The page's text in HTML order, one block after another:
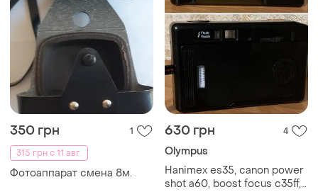
350 грн
1
315 грн с 11 авг.
Фотоаппарат смена 8м.
630 грн 4
Olympus
Hanimex es35, canon power
shot a60, boost focus c35ff,